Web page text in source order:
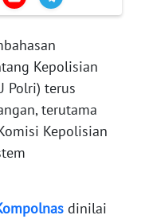
Kepolisian
Polri) terus
terutama
Kepolisian
dinilai